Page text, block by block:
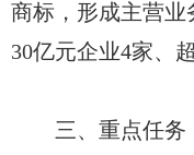
商标，形成主营业
30亿元企业4家、
三、重点任务